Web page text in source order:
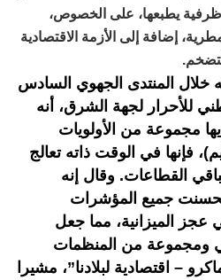
يطبعها، على الخصوص،
إضافة إلى الأزمة الاقتصادية
خلال المنتدى الجهوي السادس
للأحرار لجهة الشرق، أنه
مجموعة من الأولويات
فإنها في الوقت ذاته تعالج
القطاعات. وقال إنه
جميع المؤشرات
عجز الميزانية، مما جعل
ومجموعة من المنظمات
– اقتصادية لبلادنا”، مشيرا